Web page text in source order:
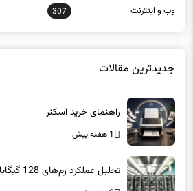
راهنمای خرید اسکنر
1 هفته پیش
2 ماه پیش